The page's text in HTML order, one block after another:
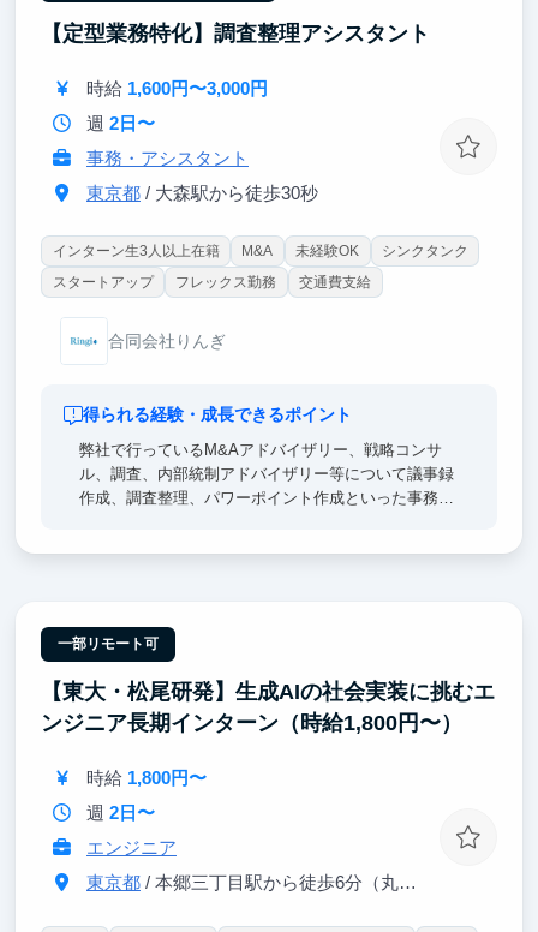
表直下で年次に関係なく企画を提案できる環境。マー
ケ・PdM・起業のどの道にも活きる実践経験が積めま
【定型業務特化】調査整理アシスタント
時給 1,600円〜3,000円
週 2日〜
事務・アシスタント
東京都/ 大森駅から徒歩30秒
インターン生3人以上在籍 M&A 未経験OK
シンクタンク
スタートアップ
フレックス勤務 交通費支給
合同会社りんぎ
得られる経験・成長できるポイント
弊社で行っているM&Aアドバイザリー、戦略コンサ
ル、調査、内部統制アドバイザリー等について議事録
作成、調査整理、パワーポイント作成といった事務ア
またどこの業界に注力していいかわからないから、幅
広い業界と接することで決めたいという方にもお勧め
できます
一部リモート可
【東大・松尾研発】生成AIの社会実装に挑むエ
ンジニア長期インターン（時給1,800円〜）
時給 1,800円〜
週 2日〜
エンジニア
東京都/ 本郷三丁目駅から徒歩6分（丸ノ内線、都営大江戸線）